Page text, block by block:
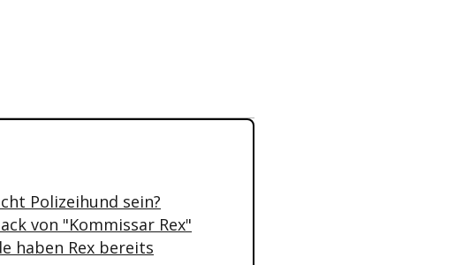
Polizeihund sein?
von "Kommissar Rex"
haben Rex bereits